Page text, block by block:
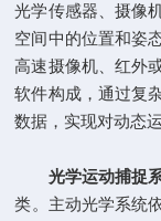
光学传感器、摄像
空间中的位置和姿
高速摄像机、红外
软件构成，通过复
数据，实现对动态
光学运动捕捉
类。主动光学系统